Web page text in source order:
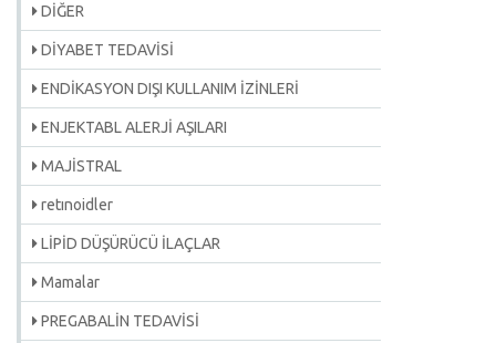
DİĞER
DİYABET TEDAVİSİ
ENDİKASYON DIŞI KULLANIM İZİNLERİ
ENJEKTABL ALERJİ AŞILARI
MAJİSTRAL
retınoidler
LİPİD DÜŞÜRÜCÜ İLAÇLAR
Mamalar
PREGABALİN TEDAVİSİ